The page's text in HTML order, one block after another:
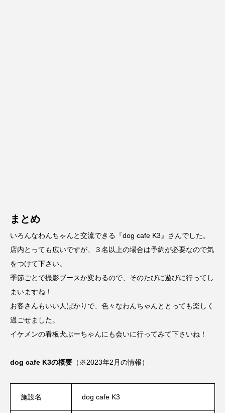
まとめ
いろんなわんちゃんと交流できる『dog cafe K3』さんでした。
店内とっても広いですが、３名以上の場合は予約が必要なので気
をつけて下さい。
季節ごとで撮影ブースか変わるので、そのたびに遊びに行ってし
まいますね！
お客さんもいい人ばかりで、色々なわんちゃんととっても楽しく
過ごせました。
イケメンの看板犬ぶーちゃんにも会いに行ってみて下さいね！
dog cafe K3の概要 （※2023年2月の情報）
施設名 dog cafe K3